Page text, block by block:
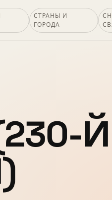
СТРАНЫ И
ГОРОДА
Й